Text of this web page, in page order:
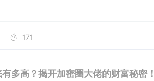
171
多高？揭开加密圈大佬的财富秘密！